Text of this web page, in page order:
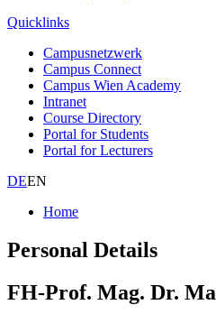
Quicklinks
Campusnetzwerk
Campus Connect
Campus Wien Academy
Intranet
Course Directory
Portal for Students
Portal for Lecturers
DEEN
Home
Personal Details
FH-Prof. Mag. Dr.